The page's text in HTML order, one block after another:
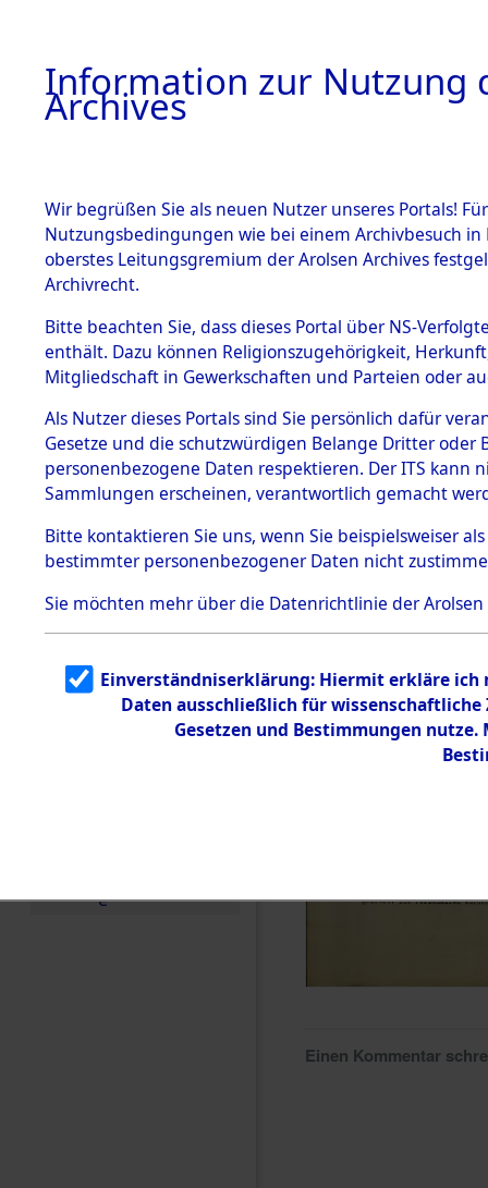
BESTÄNDE
1.
mente
5. Verschiedenes
5.3
Todesmärsche
5.3.1 Alliierte
Erhebungen
zu
Todesmärsch
en
5.3.2
g
5.3.3
Todesmärsch
e
0012
Einen Kommentar
Information zur Nutzung
Archives
Wir begrüßen Sie als neuen Nutzer unseres Portals!
Nutzungsbedingungen wie bei einem Archivbesuch
oberstes Leitungsgremium der Arolsen Archives
Archivrecht.
Bitte beachten Sie, dass dieses Portal über NS-
enthält. Dazu können Religionszugehörigkeit,
Mitgliedschaft in Gewerkschaften und Parteien oder
Als Nutzer dieses Portals sind Sie persönlich dafür
Gesetze und die schutzwürdigen Belange Dritter
personenbezogene Daten respektieren. Der ITS
Sammlungen erscheinen, verantwortlich gemacht
Bitte kontaktieren Sie uns, wenn Sie beispielsweiser
bestimmter personenbezogener Daten nicht
Sie möchten mehr über die Datenrichtlinie der Arolsen
Einverständniserklärung: Hiermit erkläre ich
Daten ausschließlich für
Gesetzen und Bestimmungen